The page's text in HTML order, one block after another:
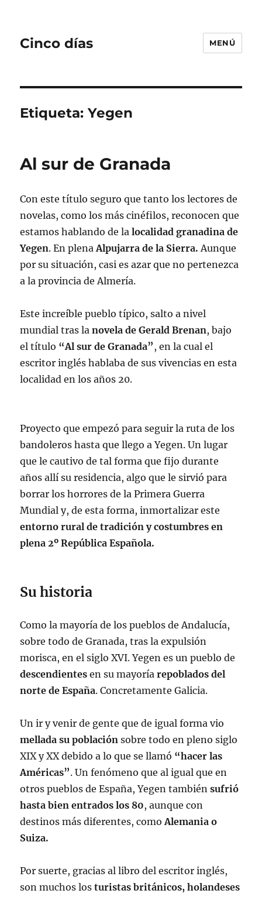
Cinco días MENÚ
Etiqueta:Yegen
Al sur de Granada
Con este título seguro que tanto los lectores de
novelas, como los más cinéfilos, reconocen que
estamos hablando de lalocalidad granadina de
Yegen. En plenaAlpujarra de la Sierra. Aunque
por su situación, casi es azar que no pertenezca
a la provincia de Almería.
Este increíble pueblo típico, salto a nivel
mundial tras lanovela de Gerald Brenan, bajo
el título “Al sur de Granada”, en la cual el
escritor inglés hablaba de sus vivencias en esta
localidad en los años 20.
Proyecto que empezó para seguir la ruta de los
bandoleros hasta que llego a Yegen. Un lugar
que le cautivo de tal forma que fijo durante
años allí su residencia, algo que le sirvió para
borrar los horrores de la Primera Guerra
Mundial y, de esta forma, inmortalizar este
entorno rural de tradición y costumbres en
plena 2º República Española.
Su historia
Como la mayoría de los pueblos de Andalucía,
sobre todo de Granada, tras la expulsión
morisca, en el siglo XVI. Yegen es un pueblo de
descendientes en su mayoríarepoblados del
norte de España. Concretamente Galicia.
Un ir y venir de gente que de igual forma vio
mellada su población sobre todo en pleno siglo
XIX y XX debido a lo que se llamó “hacer las
Américas”. Un fenómeno que al igual que en
otros pueblos de España, Yegen tambiénsufrió
hasta bien entrados los 80, aunque con
destinos más diferentes, comoAlemania o
Suiza.
Por suerte, gracias al libro del escritor inglés,
son muchos losturistas británicos, holandeses